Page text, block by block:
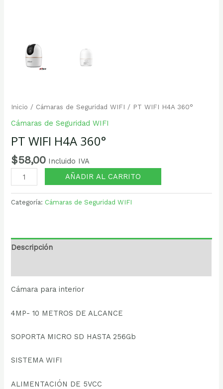
Inicio / Cámaras de Seguridad WIFI / PT WIFI H4A 360°
Cámaras de Seguridad WIFI
PT WIFI H4A 360°
$58,00 Incluido IVA
AÑADIR AL CARRITO
Categoría: Cámaras de Seguridad WIFI
Descripción
Cámara para interior
4MP- 10 METROS DE ALCANCE
SOPORTA MICRO SD HASTA 256Gb
SISTEMA WIFI
ALIMENTACIÓN DE 5VCC